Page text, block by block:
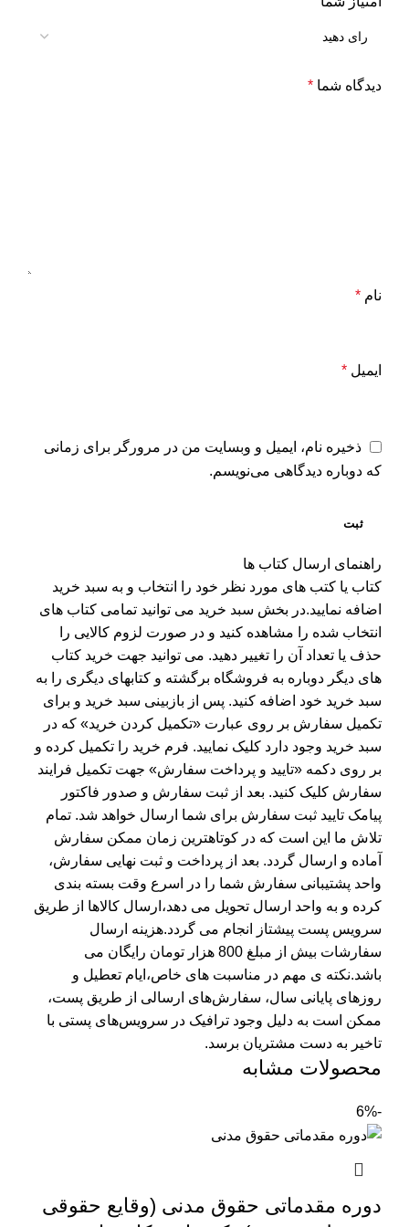
دیدگاه شما *
نام *
ایمیل *
ذخیره نام، ایمیل و وبسایت من در مرورگر برای زمانی
که دوباره دیدگاهی می‌نویسم.
راهنمای ارسال کتاب ها
کتاب یا کتب های مورد نظر خود را انتخاب و به سبد خرید
اضافه نمایید.در بخش سبد خرید می توانید تمامی کتاب های
انتخاب شده را مشاهده کنید و در صورت لزوم کالایی را
حذف یا تعداد آن را تغییر دهید. می توانید جهت خرید کتاب
های دیگر دوباره به فروشگاه برگشته و کتابهای دیگری را به
سبد خرید خود اضافه کنید. پس از بازبینی سبد خرید و برای
تکمیل سفارش بر روی عبارت «تکمیل کردن خرید» که در
سبد خرید وجود دارد کلیک نمایید. فرم خرید را تکمیل کرده و
بر روی دکمه «تایید و پرداخت سفارش» جهت تکمیل فرایند
سفارش کلیک کنید. بعد از ثبت سفارش و صدور فاکتور
پیامک تایید ثبت سفارش برای شما ارسال خواهد شد. تمام
تلاش ما این است که در کوتاهترین زمان ممکن سفارش
آماده و ارسال گردد. بعد از پرداخت و ثبت نهایی سفارش،
واحد پشتیبانی سفارش شما را در اسرع وقت بسته بندی
کرده و به واحد ارسال تحویل می دهد،ارسال کالاها از طریق
سرویس پست پیشتاز انجام می گردد.هزینه ارسال
سفارشات بیش از مبلغ 800 هزار تومان رایگان می
باشد.نکته ی مهم در مناسبت‌ های خاص،ایام تعطیل و
روزهای پایانی سال، سفارش‌‏های ارسالی از طریق پست،
ممکن است به دلیل وجود ترافیک در سرویس‌‏های پستی با
تاخیر به دست مشتریان برسد.
محصولات مشابه
-6%
دوره مقدماتی حقوق مدنی (وقایع حقوقی